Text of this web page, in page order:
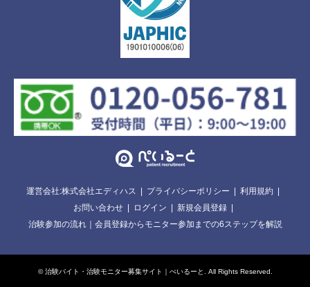
運営会社:株式会社エディハス プライバシーポリシー
利用規約
お問い合わせ
ログイン
新規会員登録
治験参加の流れ｜会員登録からモニター参加までの6ステップを解説
©治験バイト・治験モニター募集サイト｜ぺいるーと . All Rights Reserved.